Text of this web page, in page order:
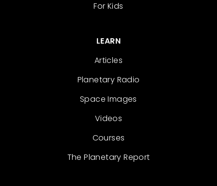
For Kids
LEARN
Articles
Planetary Radio
Space Images
Videos
Courses
The Planetary Report